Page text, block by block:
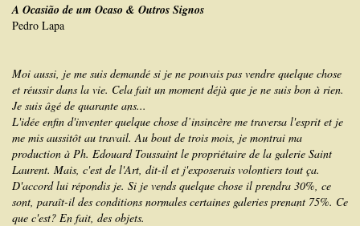
A Ocasião de um Ocaso & Outros Signos
Pedro Lapa
Moi aussi, je me suis de­mandé si je ne pouvais pas vendre quelque chose
et réussir dans la vie. Cela fait un moment déjà que je ne suis bon à rien.
Je suis âgé de quarante ans...
L'idée enfin d'inventer quelque chose d’insincère me traversa l'esprit et je
me mis aussitôt au travail. Au bout de trois mois, je montrai ma
production à Ph. Edouard Toussaint le propriétaire de la galerie Saint
Laurent. Mais, c'est de l'Art, dit-il et j'exposerais volontiers tout ça.
D'accord lui répondis je. Si je vends quelque chose il prendra 30%, ce
sont, paraît-il des conditions normales certaines galeries prenant 75%. Ce
que c'est? En fait, des objets.